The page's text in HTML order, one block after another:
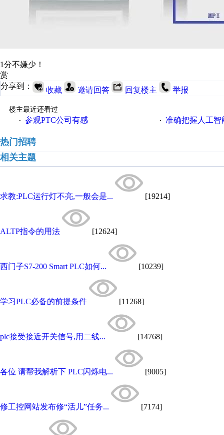
1分不嫌少！
赏
分享到：
收藏 邀请回答 回复楼主 举报
楼主最近还看过
· 参观PTC公司有感 · 准确把握人工
热门招聘
相关主题
求教:PLC运行灯不亮,一般会是... [19214]
ALTP指令的用法 [12624]
西门子S7-200 Smart PLC如何... [10239]
学习PLC必备的前提条件 [11268]
plc接受接近开关信号,用二线... [14768]
各位 请帮我解析下 PLC闪烁电... [9005]
修工控网站发布修“活儿”任务... [7174]